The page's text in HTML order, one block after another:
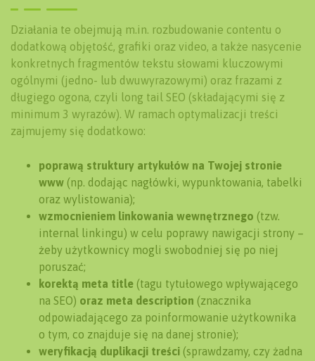
Działania te obejmują m.in. rozbudowanie contentu o
dodatkową objętość, grafiki oraz video, a także nasycenie
konkretnych fragmentów tekstu słowami kluczowymi
ogólnymi (jedno- lub dwuwyrazowymi) oraz frazami z
długiego ogona, czyli long tail SEO (składającymi się z
minimum 3 wyrazów). W ramach optymalizacji treści
zajmujemy się dodatkowo:
poprawą struktury artykułów na Twojej stronie
www (np. dodając nagłówki, wypunktowania, tabelki
oraz wylistowania);
wzmocnieniem linkowania wewnętrznego (tzw.
internal linkingu) w celu poprawy nawigacji strony –
żeby użytkownicy mogli swobodniej się po niej
poruszać;
korektą meta title (tagu tytułowego wpływającego
na SEO) oraz meta description (znacznika
odpowiadającego za poinformowanie użytkownika
o tym, co znajduje się na danej stronie);
weryfikacją duplikacji treści (sprawdzamy, czy żadna